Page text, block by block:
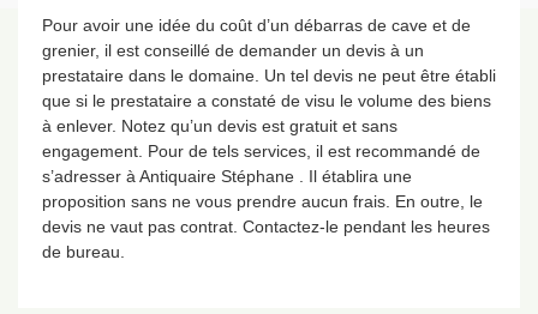
Pour avoir une idée du coût d’un débarras de cave et de
grenier, il est conseillé de demander un devis à un
prestataire dans le domaine. Un tel devis ne peut être établi
que si le prestataire a constaté de visu le volume des biens
à enlever. Notez qu’un devis est gratuit et sans
engagement. Pour de tels services, il est recommandé de
s’adresser à Antiquaire Stéphane . Il établira une
proposition sans ne vous prendre aucun frais. En outre, le
devis ne vaut pas contrat. Contactez-le pendant les heures
de bureau.